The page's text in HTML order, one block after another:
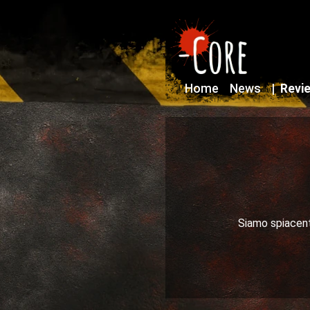
Home News |
Siamo